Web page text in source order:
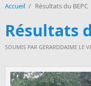
Accueil / Résultats du BEPC
Résultats
SOUMIS PAR GERARDDAIME LE